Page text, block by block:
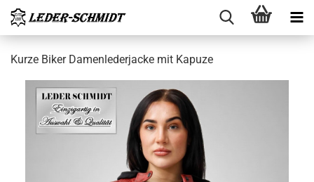
Kurze Biker Da­men­le­der­ja­cke mit Ka­pu­ze